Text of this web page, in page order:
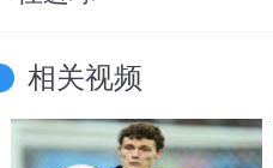
相关视频